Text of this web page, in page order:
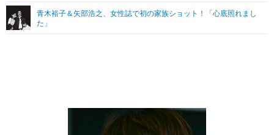
ショッピング その他
青木裕子＆矢部浩之、女性誌で初の家族ショット！「心底照れまし
た」